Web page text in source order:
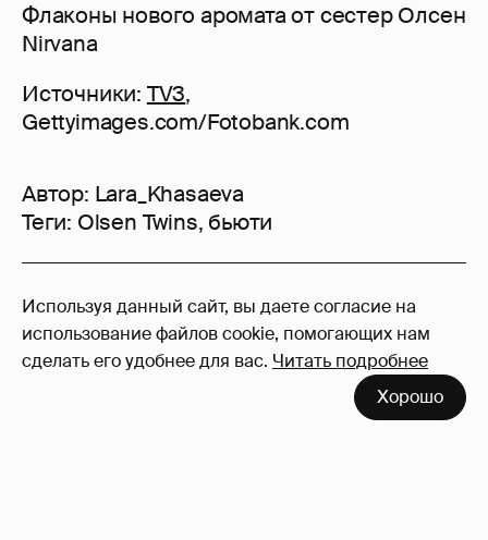
Используя данный сайт, вы даете согласие на
использование файлов cookie, помогающих нам
сделать его удобнее для вас. Читать подробнее
Хорошо
Флаконы нового аромата от сестер Олсен
Nirvana
Источники: TV3,
Gettyimages.com/Fotobank.com
Автор: Lara_Khasaeva
Теги: Olsen Twins, бьюти
38
Войдите в аккаунт, чтобы читать и
оставлять комментарии